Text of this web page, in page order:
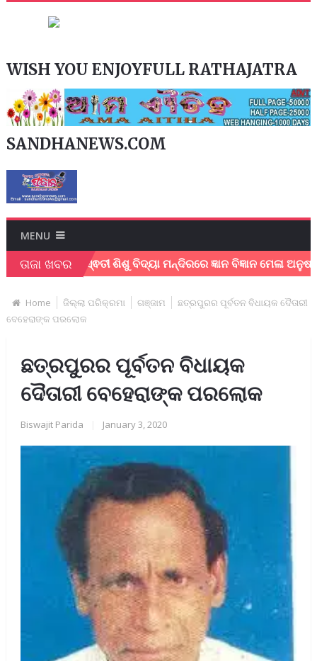
WISH YOU ENJOYFULL RATHAJATRA
SANDHANEWS.COM
MENU
ତାଜା ଖବର
ସରସ୍ଵତୀ ଶିଶୁ ବିଦ୍ୟା ମନ୍ଦିରରେ ଜ୍ଞାନ ବିଜ୍ଞାନ ମେଳା ଅନୁଷ୍ଠିତ !
Home ଜିଲ୍ଲା ପରିକ୍ରମା ଗଞ୍ଜାମ
ଛତ୍ରପୁରର ପୂର୍ବତନ ବିଧାୟକ ଦୈତାରୀ
ବେହେରାଙ୍କ ପରଲୋକ
ଛତ୍ରପୁରର ପୂର୍ବତନ ବିଧାୟକ
ଦୈତାରୀ ବେହେରାଙ୍କ ପରଲୋକ
Biswajit Parida January 3, 2020